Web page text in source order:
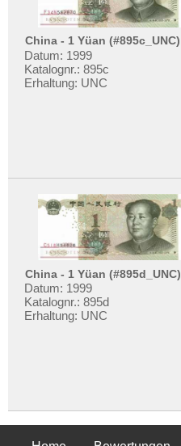
China - 1 Yüan (#895c_UNC)
Datum: 1999
Katalognr.: 895c
Erhaltung: UNC
China - 1 Yüan (#895d_UNC)
Datum: 1999
Katalognr.: 895d
Erhaltung: UNC